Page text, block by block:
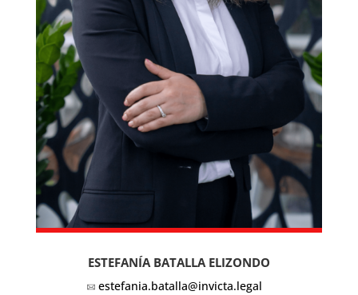
ESTEFANÍA BATALLA ELIZONDO
estefania.batalla@invicta.legal